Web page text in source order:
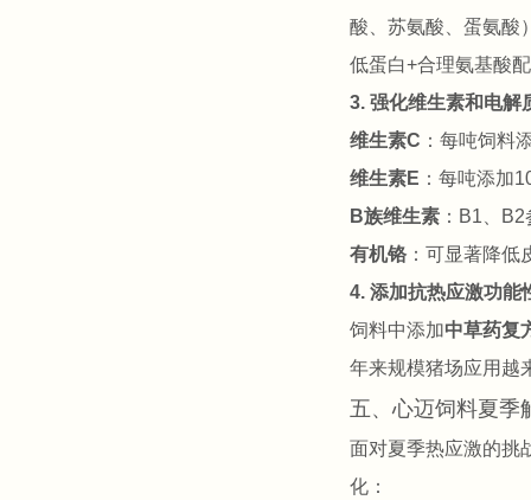
酸、苏氨酸、蛋氨酸
低蛋白+合理氨基酸
3. 强化维生素和电解
维生素C ：每吨饲料
维生素E ：每吨添加
B族维生素 ：B1、
有机铬：可显著降低
4. 添加抗热应激功能
饲料中添加中草药复
年来规模猪场应用越
五、心迈饲料夏季
面对夏季热应激的挑
化：